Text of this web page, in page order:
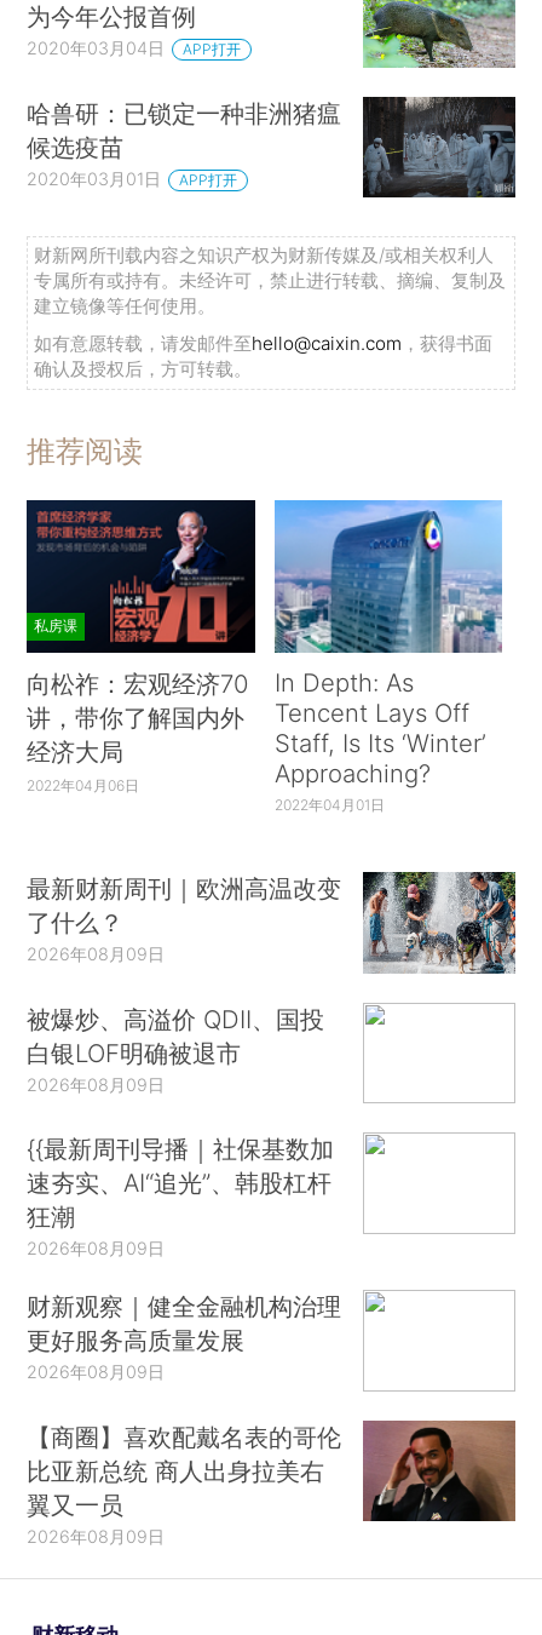
为今年公报首例
2020年03月04日 APP打开
哈兽研：已锁定一种非洲猪瘟
候选疫苗
2020年03月01日 APP打开
财新网所刊载内容之知识产权为财新传媒及/或相关权利人
专属所有或持有。未经许可，禁止进行转载、摘编、复制及
建立镜像等任何使用。
如有意愿转载，请发邮件至hello@caixin.com ，获得书面
确认及授权后，方可转载。
推荐阅读
私房课
向松祚：宏观经济70
讲，带你了解国内外
经济大局
2022年04月06日
In Depth: As
Tencent Lays Off
Staff, Is Its ‘Winter’
Approaching?
2022年04月01日
最新财新周刊｜欧洲高温改变
了什么？
2026年08月09日
被爆炒、高溢价 QDII、国投
白银LOF明确被退市
2026年08月09日
{{最新周刊导播｜社保基数加
速夯实、AI“追光”、韩股杠杆
狂潮
2026年08月09日
财新观察｜健全金融机构治理
更好服务高质量发展
2026年08月09日
【商圈】喜欢配戴名表的哥伦
比亚新总统 商人出身拉美右
翼又一员
2026年08月09日